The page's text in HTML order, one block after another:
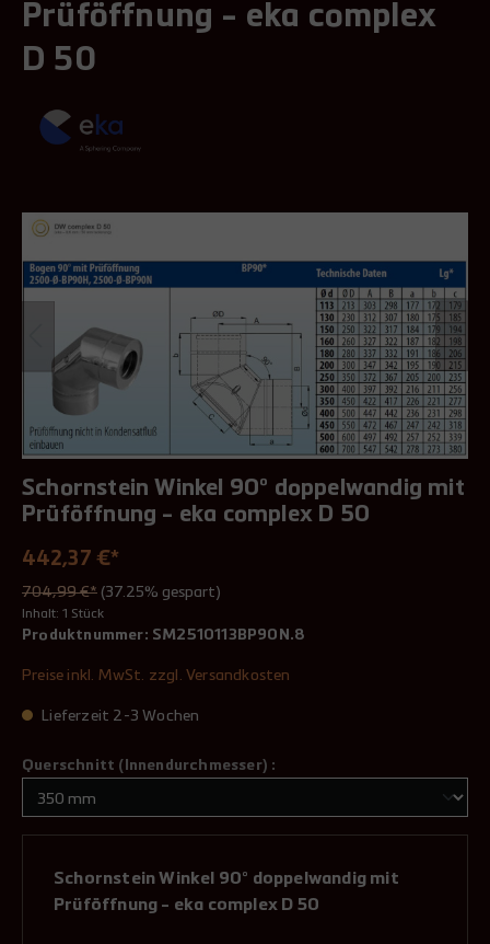
Prüföffnung - eka complex
D 50
Schornstein Winkel 90° doppelwandig mit
Prüföffnung - eka complex D 50
442,37 €*
704,99 €* (37.25% gespart)
Inhalt: 1 Stück
Produktnummer: SM2510113BP90N.8
Preise inkl. MwSt. zzgl. Versandkosten
Lieferzeit 2-3 Wochen
Querschnitt (Innendurchmesser) :
Schornstein Winkel 90° doppelwandig mit
Prüföffnung - eka complex D 50